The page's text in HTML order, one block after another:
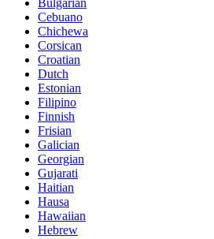
Cebuano
Chichewa
Corsican
Croatian
Dutch
Estonian
Filipino
Finnish
Frisian
Galician
Georgian
Gujarati
Haitian
Hausa
Hawaiian
Hebrew